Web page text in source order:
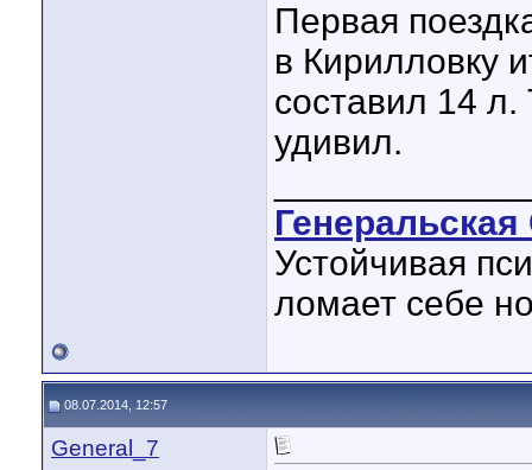
Первая
в Кирилловку
составил 14 л.
удивил.
Устойчивая
ломает себе
08.07.2014, 12:57
General_7